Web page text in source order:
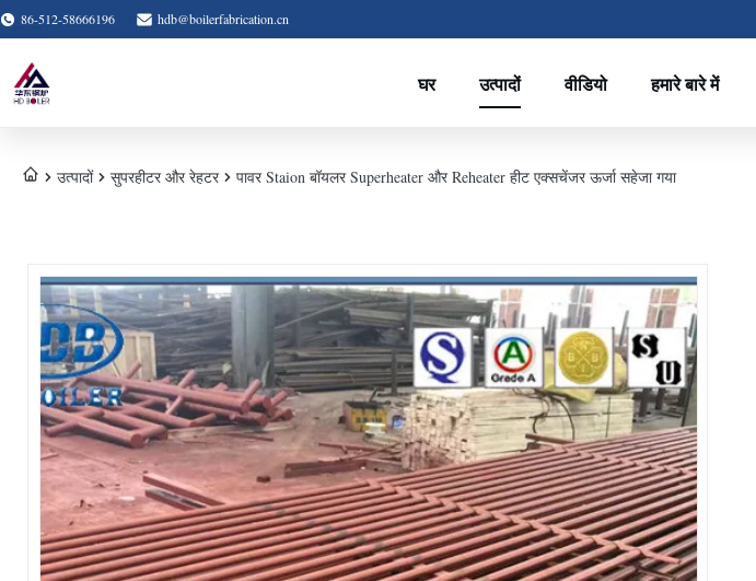
86-512-58666196 hdb@boilerfabrication.cn
घर उत्पादों वीडियो हमारे बारे में
उत्पादों सुपरहीटर और रेहटर पावर Staion बॉयलर Superheater और Reheater हीट एक्सचेंजर ऊर्जा सहेजा गया